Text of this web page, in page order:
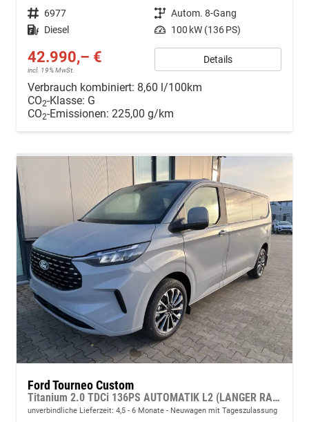
Fahrzeugnr. 6977 Getriebe Autom. 8-Gang
Kraftstoff Diesel Leistung 100 kW (136 PS)
42.990,– €
incl. 19% MwSt.
Details
Verbrauch kombiniert: 8,60 l/100km
CO2-Klasse: G
CO2-Emissionen: 225,00 g/km
Ford Tourneo Custom
Titanium 2.0 TDCi 136PS AUTOMATIK L2 (LANGER RADSTAND) H1, 5 Jahre Garantie, 8 Plätze, 17" Alu, Sitzheizung, Klimautomatik vo/hi, Privacy-Glas, Spiegel elektr. anklappbar, Parksensoren v/h, Rückfahrkamera, LED-Scheinwerfer, Keyless, Beheizte Frontscheibe, Radio
unverbindliche Lieferzeit: 4,5 - 6 Monate Neuwagen mit Tageszulassung